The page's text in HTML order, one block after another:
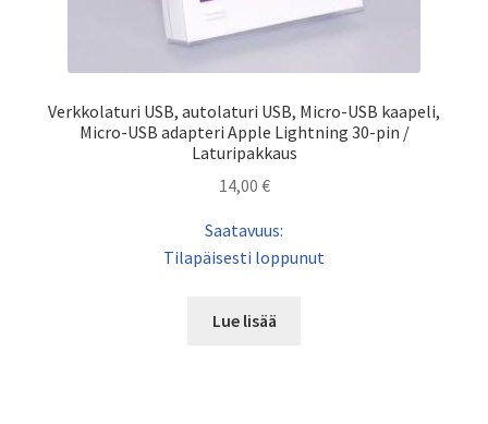
Verkkolaturi USB, autolaturi USB, Micro-USB kaapeli,
Micro-USB adapteri Apple Lightning 30-pin /
Laturipakkaus
14,00 €
Saatavuus:
Tilapäisesti loppunut
Lue lisää